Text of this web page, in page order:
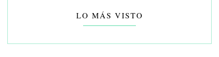
LO MÁS VISTO